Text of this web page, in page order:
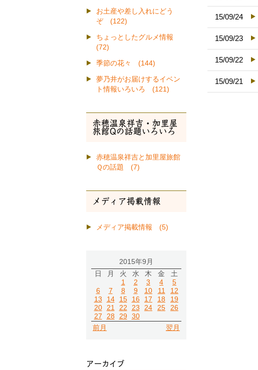
15/09/24
15/09/23
15/09/22
15/09/21
お土産や差し入れにどう
ぞ (122)
ちょっとしたグルメ情報
(72)
季節の花々 (144)
夢乃井がお届けするイベン
ト情報いろいろ (121)
赤穂温泉祥吉・加里屋
旅館Qの話題いろいろ
赤穂温泉祥吉と加里屋旅館
Ｑの話題 (7)
メディア掲載情報
メディア掲載情報 (5)
2015年9月
日
月 火 水 木 金
土
1
2 3 4
5
6
7 8 9 10 11
12
13
14 15 16 17 18
19
20
21 22 23 24 25
26
27
28 29
30
前月
翌月
アーカイブ